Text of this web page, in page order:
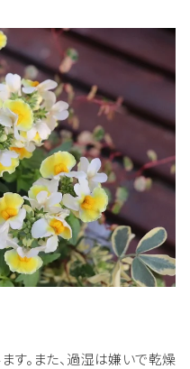
す。また、過湿は嫌いで乾燥